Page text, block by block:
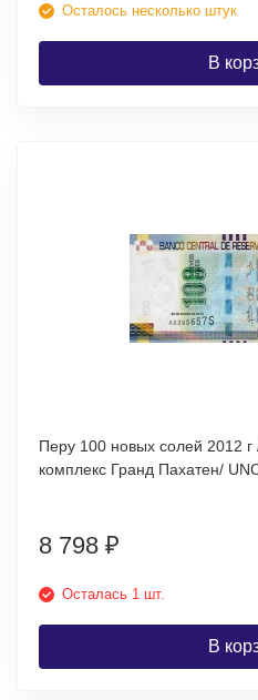
Осталось несколько штук
В
Перу 100 новых солей 2012 г /Археологический
комплекс Гранд
8 798 ₽
Осталась 1 шт.
В